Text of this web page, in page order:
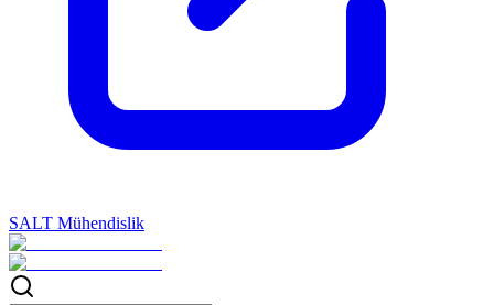
SALT Mühendislik